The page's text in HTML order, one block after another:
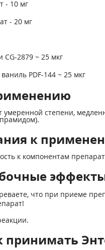
- 10 мг
- 20 мг
CG-2879 ~ 25 мкг
PDF-144 ~ 25 мкг
умеренной степени,
к
к компонентам
что при приеме
принимать